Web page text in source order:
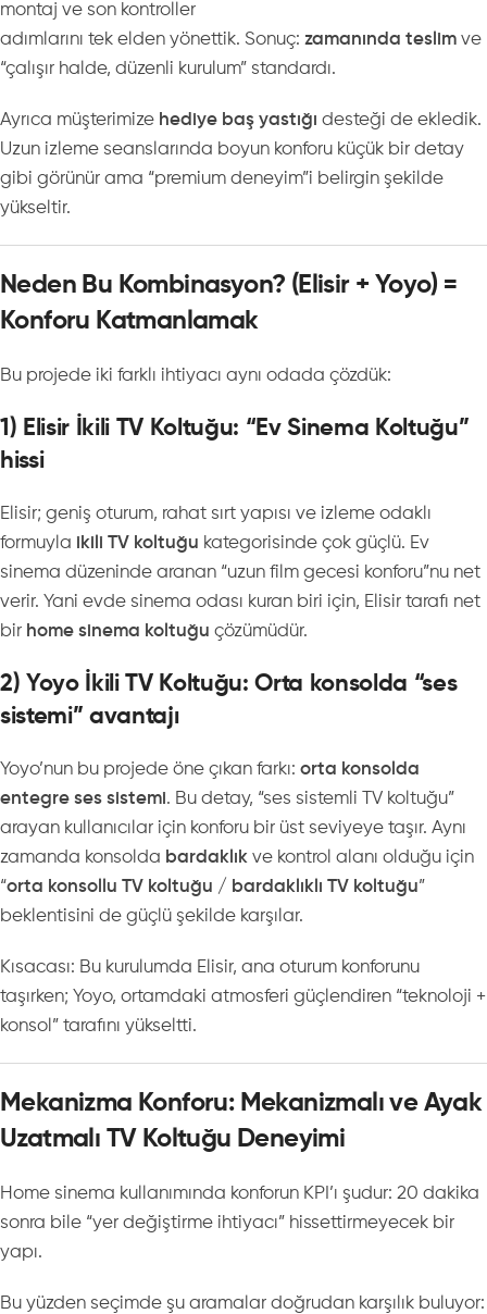
montaj ve son kontroller
adımlarını tek elden yönettik. Sonuç: zamanında teslim ve
“çalışır halde, düzenli kurulum” standardı.
Ayrıca müşterimize hediye baş yastığı desteği de ekledik.
Uzun izleme seanslarında boyun konforu küçük bir detay
gibi görünür ama “premium deneyim”i belirgin şekilde
yükseltir.
Neden Bu Kombinasyon? (Elisir + Yoyo) =
Konforu Katmanlamak
Bu projede iki farklı ihtiyacı aynı odada çözdük:
1) Elisir İkili TV Koltuğu: “Ev Sinema Koltuğu”
hissi
Elisir; geniş oturum, rahat sırt yapısı ve izleme odaklı
formuyla
ikili TV koltuğu kategorisinde çok güçlü. Ev
sinema düzeninde aranan “uzun film gecesi konforu”nu net
verir. Yani evde sinema odası kuran biri için, Elisir tarafı net
bir home sinema koltuğu çözümüdür.
2) Yoyo İkili TV Koltuğu: Orta konsolda “ses
sistemi” avantajı
Yoyo’nun bu projede öne çıkan farkı: orta konsolda
entegre ses sistemi . Bu detay, “ses sistemli TV koltuğu”
arayan kullanıcılar için konforu bir üst seviyeye taşır. Aynı
zamanda konsolda bardaklık ve kontrol alanı olduğu için
“orta konsollu TV koltuğu / bardaklıklı TV koltuğu”
beklentisini de güçlü şekilde karşılar.
Kısacası: Bu kurulumda Elisir, ana oturum konforunu
taşırken; Yoyo, ortamdaki atmosferi güçlendiren “teknoloji +
konsol” tarafını yükseltti.
Mekanizma Konforu: Mekanizmalı ve Ayak
Uzatmalı TV Koltuğu Deneyimi
Home sinema kullanımında konforun KPI’ı şudur: 20 dakika
sonra bile “yer değiştirme ihtiyacı” hissettirmeyecek bir
yapı.
Bu yüzden seçimde şu aramalar doğrudan karşılık buluyor: